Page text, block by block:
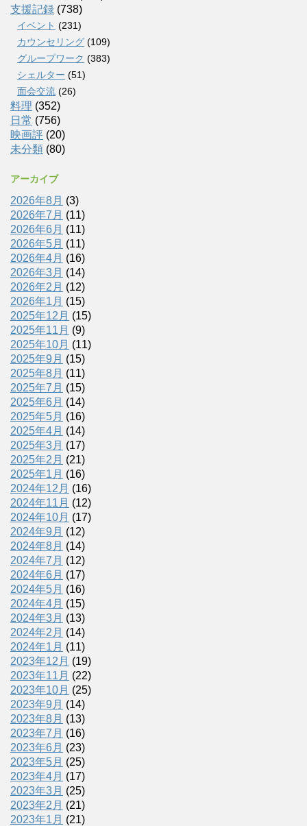
支援記録 (738)
イベント (231)
カウンセリング (109)
グループワーク (383)
シェルター (51)
面会交流 (26)
料理 (352)
日常 (756)
映画評 (20)
未分類 (80)
アーカイブ
2026年8月 (3)
2026年7月 (11)
2026年6月 (11)
2026年5月 (11)
2026年4月 (16)
2026年3月 (14)
2026年2月 (12)
2026年1月 (15)
2025年12月 (15)
2025年11月 (9)
2025年10月 (11)
2025年9月 (15)
2025年8月 (11)
2025年7月 (15)
2025年6月 (14)
2025年5月 (16)
2025年4月 (14)
2025年3月 (17)
2025年2月 (21)
2025年1月 (16)
2024年12月 (16)
2024年11月 (12)
2024年10月 (17)
2024年9月 (12)
2024年8月 (14)
2024年7月 (12)
2024年6月 (17)
2024年5月 (16)
2024年4月 (15)
2024年3月 (13)
2024年2月 (14)
2024年1月 (11)
2023年12月 (19)
2023年11月 (22)
2023年10月 (25)
2023年9月 (14)
2023年8月 (13)
2023年7月 (16)
2023年6月 (23)
2023年5月 (25)
2023年4月 (17)
2023年3月 (25)
2023年2月 (21)
2023年1月 (21)